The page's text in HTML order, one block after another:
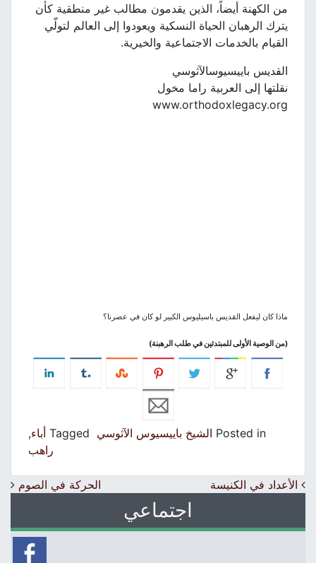
من الكهنة أيضاً، الذين يقدمون مطالب غير منطقية كأن
يترك الرهبان الحياة النسكية ويعودوا إلى العالم لتولّي
القيام بالخدمات الاجتماعية والخيرية.
القديس باييسيوسالآثوسي
نقلتها إلى العربية راما مخول
www.orthodoxlegacy.org
ماذا كان ليفعل القديس باسيليوس الكبير لو كان في عصرنا؟
(من الوصية الأولى للمبتدئين في طلب الرهبنة
Posted in الشيخ باييسيوس الآثوسي Tagged أباء,
راهب
Post navigation
الأعداد في الكنيسة الحركة في الصوم
اجتماعي